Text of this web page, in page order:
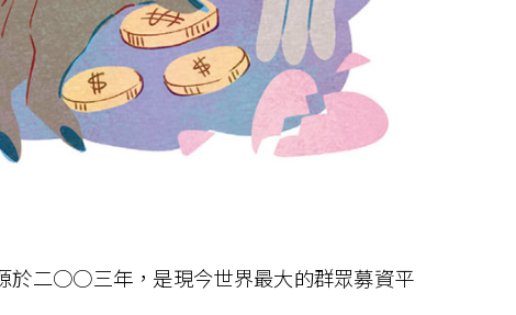
於二○○三年，是現今世界最大的群眾募資平